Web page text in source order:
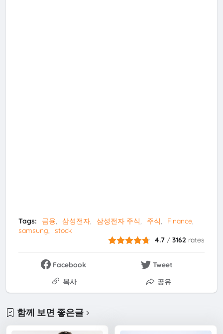
Tags: 금융 삼성전자 삼성전자 주식 주식
Finance
samsung
stock
4.7 /3162 rates
Facebook
Tweet
복사
공유
함께 보면 좋은글